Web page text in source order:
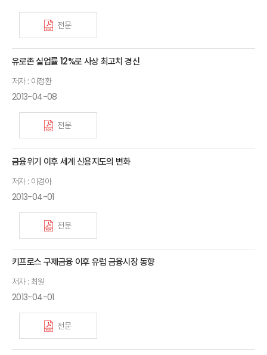
전문
유로존 실업률 12%로 사상 최고치 경신
저자 : 이정환
2013-04-08
전문
금융위기 이후 세계 신용지도의 변화
저자 : 이경아
2013-04-01
전문
키프로스 구제금융 이후 유럽 금융시장 동향
저자 : 최원
2013-04-01
전문